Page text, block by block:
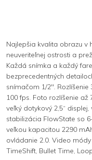
Najlepšia kvalita obrazu v
neuveriteľnej ostrosti a
Každá snímka a každý
bezprecedentných
snímačom 1/2''. Rozlíšenie
100 fps. Foto rozlíšenie až
veľký dotykový 2,5“
stabilizácia FlowState so
veľkou kapacitou 2290
ovládanie 2.0. Video módy
TimeShift, Bullet Time,